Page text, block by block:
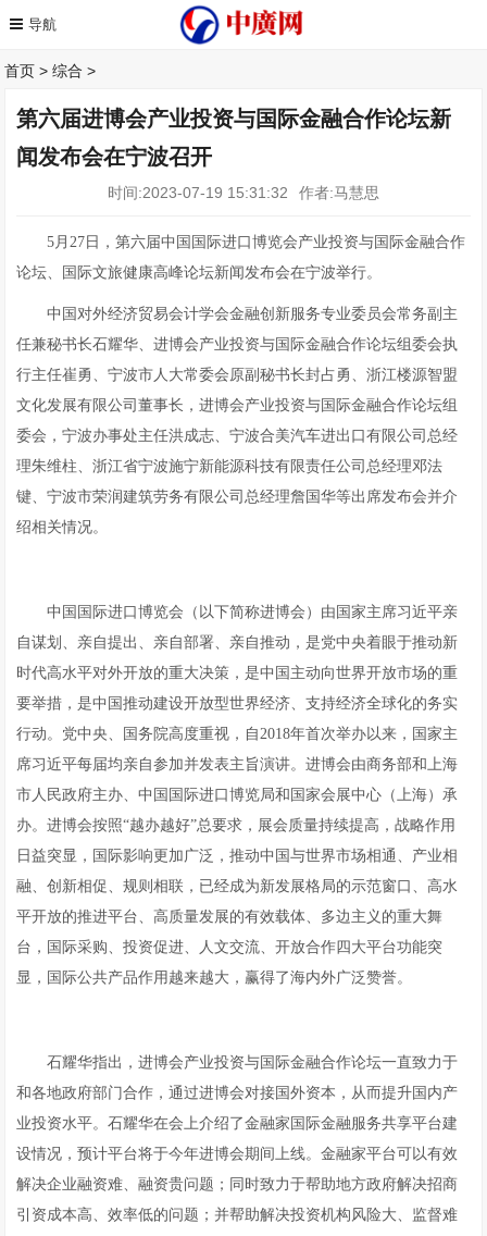
首页 >综合 >
第六届进博会产业投资与国际金融合作论坛新
闻发布会在宁波召开
时间:2023-07-19 15:31:32 作者:马慧思
5月27日，第六届中国国际进口博览会产业投资与国际金融合作
论坛、国际文旅健康高峰论坛新闻发布会在宁波举行。
中国对外经济贸易会计学会金融创新服务专业委员会常务副主
任兼秘书长石耀华、进博会产业投资与国际金融合作论坛组委会执
行主任崔勇、宁波市人大常委会原副秘书长封占勇、浙江楼源智盟
文化发展有限公司董事长，进博会产业投资与国际金融合作论坛组
委会，宁波办事处主任洪成志、宁波合美汽车进出口有限公司总经
理朱维柱、浙江省宁波施宁新能源科技有限责任公司总经理邓法
键、宁波市荣润建筑劳务有限公司总经理詹国华等出席发布会并介
绍相关情况。
中国国际进口博览会（以下简称进博会）由国家主席习近平亲
自谋划、亲自提出、亲自部署、亲自推动，是党中央着眼于推动新
时代高水平对外开放的重大决策，是中国主动向世界开放市场的重
要举措，是中国推动建设开放型世界经济、支持经济全球化的务实
行动。党中央、国务院高度重视，自2018年首次举办以来，国家主
席习近平每届均亲自参加并发表主旨演讲。进博会由商务部和上海
市人民政府主办、中国国际进口博览局和国家会展中心（上海）承
办。进博会按照“越办越好”总要求，展会质量持续提高，战略作用
日益突显，国际影响更加广泛，推动中国与世界市场相通、产业相
融、创新相促、规则相联，已经成为新发展格局的示范窗口、高水
平开放的推进平台、高质量发展的有效载体、多边主义的重大舞
台，国际采购、投资促进、人文交流、开放合作四大平台功能突
显，国际公共产品作用越来越大，赢得了海内外广泛赞誉。
石耀华指出，进博会产业投资与国际金融合作论坛一直致力于
和各地政府部门合作，通过进博会对接国外资本，从而提升国内产
业投资水平。石耀华在会上介绍了金融家国际金融服务共享平台建
设情况，预计平台将于今年进博会期间上线。金融家平台可以有效
解决企业融资难、融资贵问题；同时致力于帮助地方政府解决招商
引资成本高、效率低的问题；并帮助解决投资机构风险大、监督难